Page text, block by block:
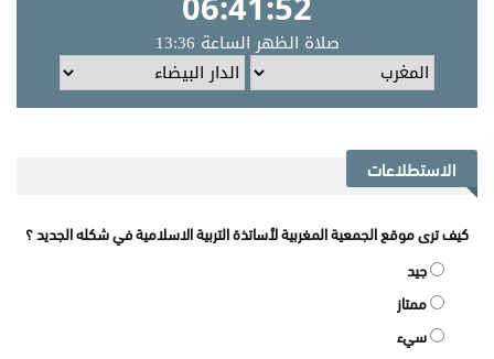
الاستطلاعات
كيف ترى موقع الجمعية المغربية لأساتذة التربية الاسلامية في شكله الجديد ؟
جيد
ممتاز
سيء